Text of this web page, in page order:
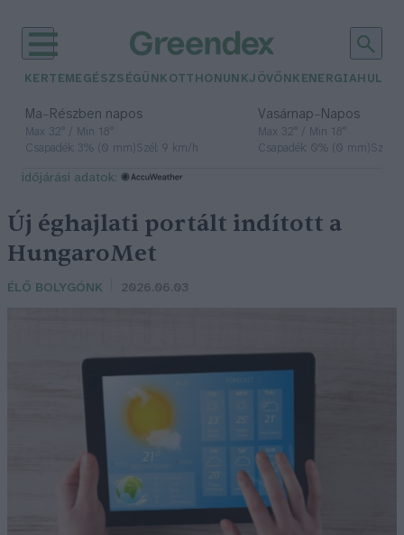
KERTEM EGÉSZSÉGÜNK OTTHONUNKJÖVŐNK ENERGIA
Ma– Részben napos
Max 32° / Min 18°
Csapadék: 3% (0 mm)Szél: 9 km/h
Vasárnap– Napos
Max 32° / Min 18°
Csapadék: 0% (0 mm)Szél:
időjárási adatok:
Új éghajlati portált indított a
HungaroMet
ÉLŐ BOLYGÓNK 2026.06.03